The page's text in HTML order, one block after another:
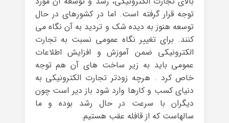
توجه قرار گرفته است. اما در کشورهای در حال
توسعه هنوز به دیده شک و تردید به آن نگاه می
کنند. برای تغییر نگاه عمومی نسبت به تجارت
الکترونیکی ضمن آموزش و افزایش اطلاعات
عمومی باید به زیر ساخت های آن هم توجه
خاص کرد . هرچه زودتر تجارت الکترونیکی به
دنیای کسب و کارها وارد شود باز دیر است چون
دیگران با سرعت در حال رشد بوده و ما
سالهاست که از قافله عقب هستیم.